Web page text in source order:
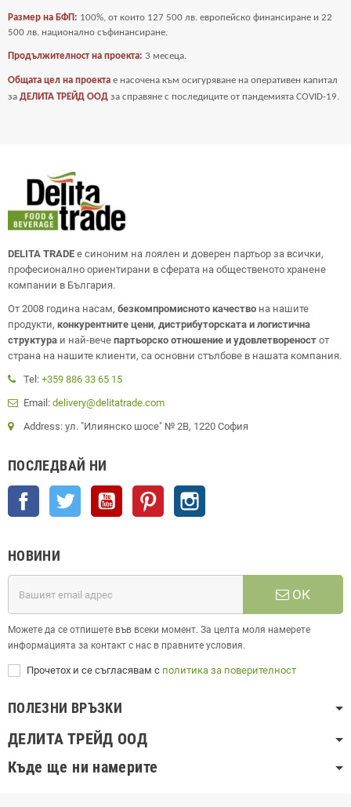
Размер на БФП: 100%, от които 127 500 лв. европейско финансиране и 22
500 лв. национално съфинансиране.
Продължителност на проекта: 3 месеца.
Общата цел на проекта е насочена към осигуряване на оперативен капитал
за ДЕЛИТА ТРЕЙД ООД за справяне с последиците от пандемията COVID-19.
DELITA TRADE е синоним на лоялен и доверен партьор за всички,
професионално ориентирани в сферата на общественото хранене
компании в България.
От 2008 година насам, безкомпромисното качество на нашите
продукти, конкурентните цени, дистрибуторската и логистична
структура и най-вече партьорско отношение и удовлетвореност от
страна на нашите клиенти, са основни стълбове в нашата компания.
Tel: +359 886 33 65 15
Email: delivery@delitatrade.com
Address: ул. "Илиянско шосе" № 2В, 1220 София
ПОСЛЕДВАЙ НИ
Facebook Twitter YouTube Pinterest
НОВИНИ
ОК
Можете да се отпишете във всеки момент. За целта моля намерете
информацията за контакт с нас в правните условия.
Прочетох и се съгласявам с политика за поверителност
ПОЛЕЗНИ ВРЪЗКИ
ДЕЛИТА ТРЕЙД ООД
Къде ще ни намерите